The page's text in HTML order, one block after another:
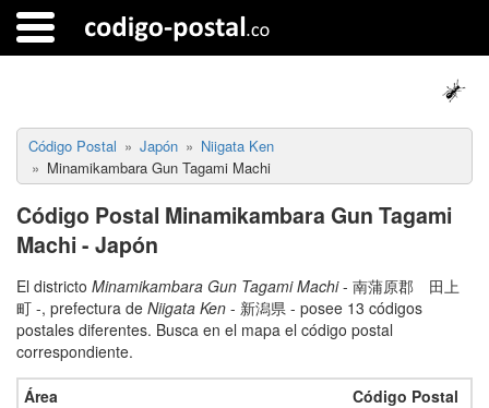
Código Postal Japón
Niigata Ken
Minamikambara Gun Tagami Machi
Código Postal Minamikambara Gun Tagami
Machi - Japón
El districto Minamikambara Gun Tagami Machi- 南蒲原郡 田上
町 -, prefectura de Niigata Ken - 新潟県 - posee 13 códigos
postales diferentes. Busca en el mapa el código postal
correspondiente.
Área
Código Postal